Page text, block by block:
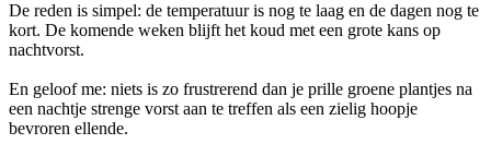
De reden is simpel: de temperatuur is nog te laag en de dagen nog te
kort. De komende weken blijft het koud met een grote kans op
nachtvorst.
En geloof me: niets is zo frustrerend dan je prille groene plantjes na
een nachtje strenge vorst aan te treffen als een zielig hoopje
bevroren ellende.